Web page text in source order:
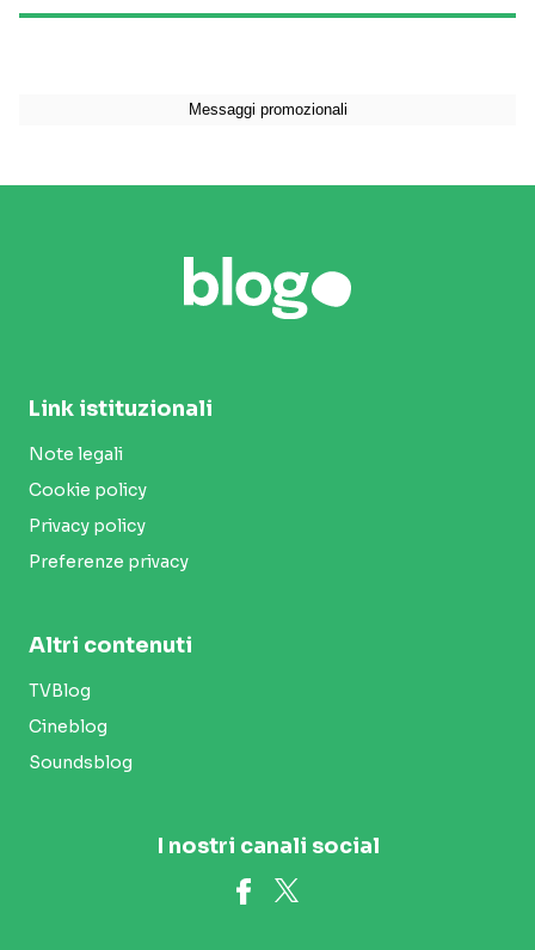
Link istituzionali
Note legali
Cookie policy
Privacy policy
Preferenze privacy
Altri contenuti
TVBlog
Cineblog
Soundsblog
I nostri canali social